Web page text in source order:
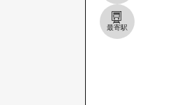
最寄駅